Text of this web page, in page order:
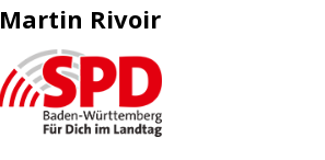
Martin Rivoir